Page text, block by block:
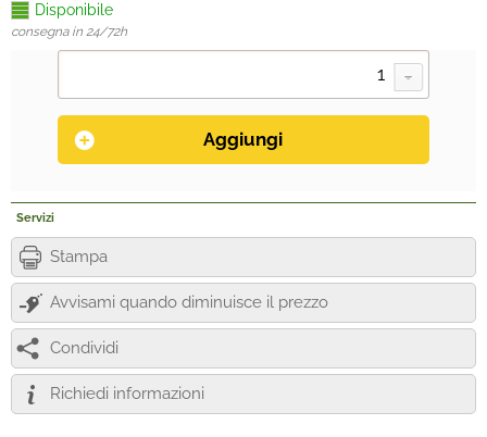
Disponibile
consegna in 24/72h
Servizi
Stampa
Avvisami quando diminuisce il prezzo
Condividi
Richiedi informazioni